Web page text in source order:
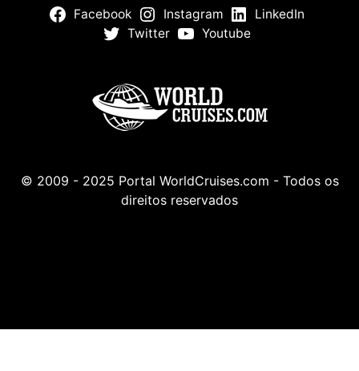
Facebook Instagram
LinkedIn
Twitter
Youtube
© 2009 - 2025 Portal WorldCruises.com - Todos os
direitos reservados